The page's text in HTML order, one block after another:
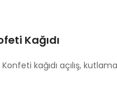
Kağıdı
kağıdı açılış,